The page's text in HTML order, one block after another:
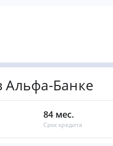
Альфа-Банке
84 мес.
Срок кредита